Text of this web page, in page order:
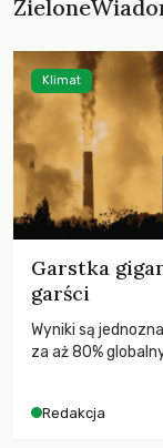
Garstka
garści
Wyniki są
za aż 80%
Redakcja
Klimat